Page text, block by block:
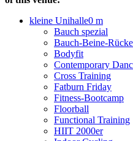
kleine Unihalle0 m
Bauch spezial
Bauch-Beine-
Bodyfit
Contemporary
Cross Training
Fatburn Friday
Fitness-Bootcamp
Floorball
Functional Training
HIIT 2000er